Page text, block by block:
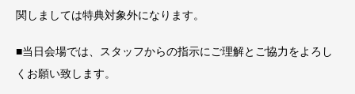
関しましては特典対象外になります。
■当日会場では、スタッフからの指示にご理解とご協力をよろし
くお願い致します。